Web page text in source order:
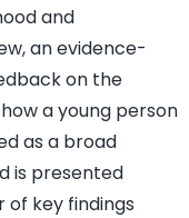
and
an evidence-
on the
a young person
as a broad
is presented
of key findings